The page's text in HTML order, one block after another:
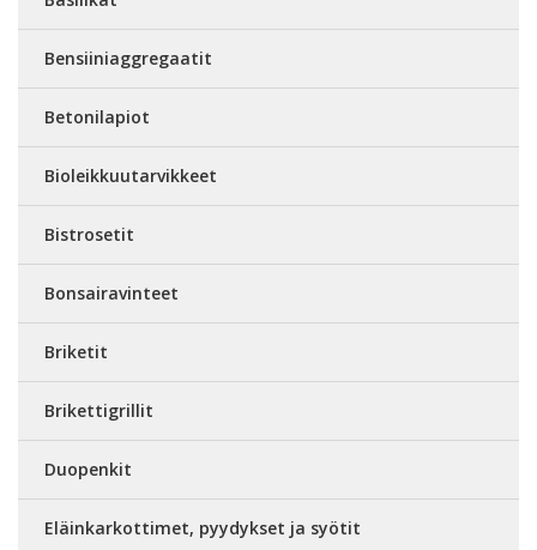
Bensiiniaggregaatit
Betonilapiot
Bioleikkuutarvikkeet
Bistrosetit
Bonsairavinteet
Briketit
Brikettigrillit
Duopenkit
Eläinkarkottimet, pyydykset ja syötit